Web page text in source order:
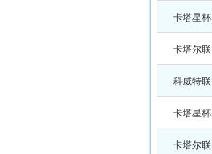
卡塔星杯
卡塔尔联
科威特联
卡塔星杯
卡塔尔联